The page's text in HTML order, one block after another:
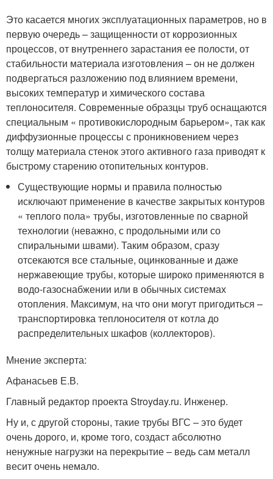
Это касается многих эксплуатационных параметров, но в
первую очередь – защищенности от коррозионных
процессов, от внутреннего зарастания ее полости, от
стабильности материала изготовления – он не должен
подвергаться разложению под влиянием времени,
высоких температур и химического состава
теплоносителя. Современные образцы труб оснащаются
специальным « противокислородным барьером», так как
диффузионные процессы с проникновением через
толщу материала стенок этого активного газа приводят к
быстрому старению отопительных контуров.
Существующие нормы и правила полностью
исключают применение в качестве закрытых контуров
« теплого пола» трубы, изготовленные по сварной
технологии (неважно, с продольными или со
спиральными швами). Таким образом, сразу
отсекаются все стальные, оцинкованные и даже
нержавеющие трубы, которые широко применяются в
водо-газоснабжении или в обычных системах
отопления. Максимум, на что они могут пригодиться –
транспортировка теплоносителя от котла до
распределительных шкафов (коллекторов).
Мнение эксперта:
Афанасьев Е.В.
Главный редактор проекта Stroyday.ru. Инженер.
Ну и, с другой стороны, такие трубы ВГС – это будет
очень дорого, и, кроме того, создаст абсолютно
ненужные нагрузки на перекрытие – ведь сам металл
весит очень немало.